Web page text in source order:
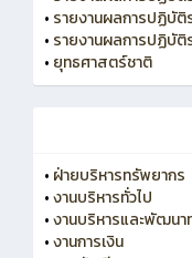
• รายงานผลการปฏิบัติ
• รายงานผลการปฏิบัติ
• ยุทธศาสตร์ชาติ
• ฝ่ายบริหารทรัพยากร
•งานบริหารทั่วไป
•งานบริหารและพัฒน
•งานการเงิน